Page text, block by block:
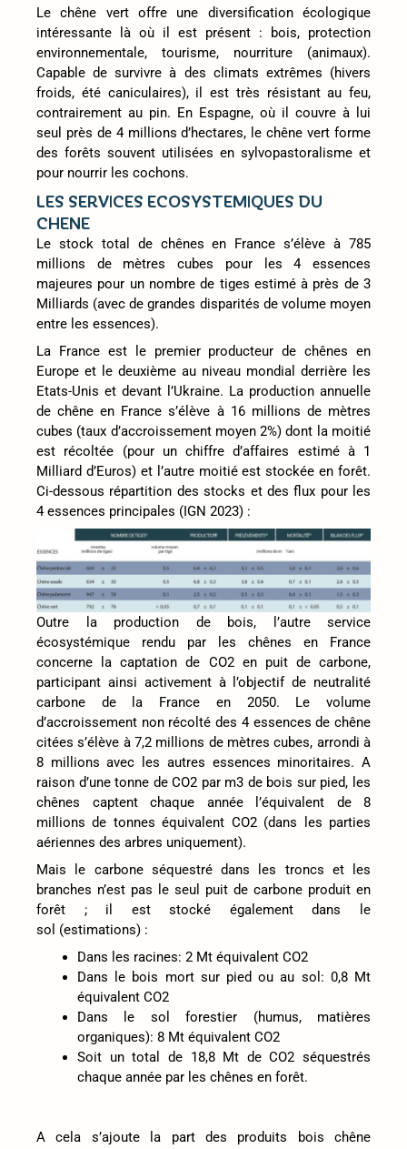
Le chêne vert offre une diversification écologique
intéressante là où il est présent : bois, protection
environnementale, tourisme, nourriture (animaux).
Capable de survivre à des climats extrêmes (hivers
froids, été caniculaires), il est très résistant au feu,
contrairement au pin. En Espagne, où il couvre à lui
seul près de 4 millions d’hectares, le chêne vert forme
des forêts souvent utilisées en sylvopastoralisme et
pour nourrir les cochons.
LES SERVICES ECOSYSTEMIQUES DU
CHENE
Le stock total de chênes en France s’élève à 785
millions de mètres cubes pour les 4 essences
majeures pour un nombre de tiges estimé à près de 3
Milliards (avec de grandes disparités de volume moyen
entre les essences).
La France est le premier producteur de chênes en
Europe et le deuxième au niveau mondial derrière les
Etats-Unis et devant l’Ukraine. La production annuelle
de chêne en France s’élève à 16 millions de mètres
cubes (taux d’accroissement moyen 2%) dont la moitié
est récoltée (pour un chiffre d’affaires estimé à 1
Milliard d’Euros) et l’autre moitié est stockée en forêt.
Ci-dessous répartition des stocks et des flux pour les
4 essences principales (IGN 2023) :
Outre la production de bois, l’autre service
écosystémique rendu par les chênes en France
concerne la captation de CO2 en puit de carbone,
participant ainsi activement à l’objectif de neutralité
carbone de la France en 2050. Le volume
d’accroissement non récolté des 4 essences de chêne
citées s’élève à 7,2 millions de mètres cubes, arrondi à
8 millions avec les autres essences minoritaires. A
raison d’une tonne de CO2 par m3 de bois sur pied, les
chênes captent chaque année l’équivalent de 8
millions de tonnes équivalent CO2 (dans les parties
aériennes des arbres uniquement).
Mais le carbone séquestré dans les troncs et les
branches n’est pas le seul puit de carbone produit en
forêt ; il est stocké également dans le
sol (estimations) :
Dans les racines: 2 Mt équivalent CO2
Dans le bois mort sur pied ou au sol: 0,8 Mt
équivalent CO2
Dans le sol forestier (humus, matières
organiques): 8 Mt équivalent CO2
Soit un total de 18,8 Mt de CO2 séquestrés
chaque année par les chênes en forêt.
A cela s’ajoute la part des produits bois chêne